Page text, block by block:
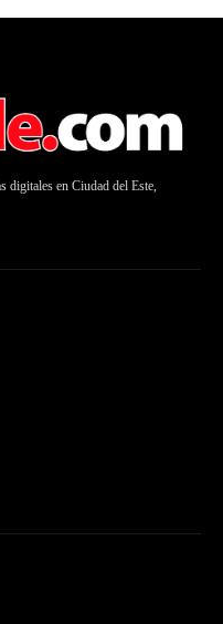
digitales en Ciudad del Este,